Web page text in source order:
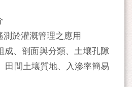
於灌溉管理之應用
成、剖面與分類、土壤孔隙
田間土壤質地、入滲率簡易